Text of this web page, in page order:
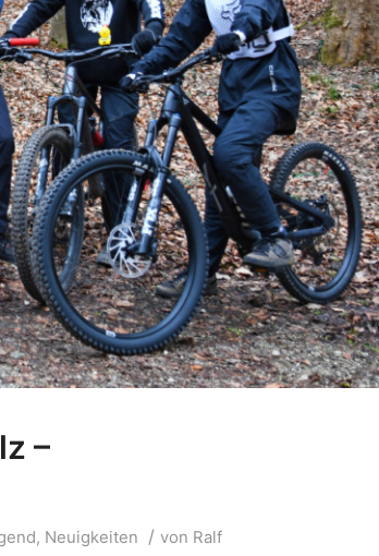
–
, Neuigkeiten / von Ralf